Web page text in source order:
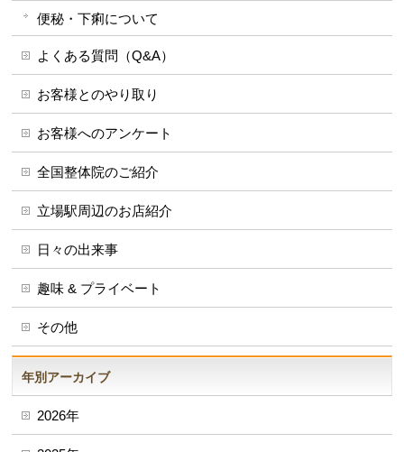
便秘・下痢について
よくある質問（Q&A）
お客様とのやり取り
お客様へのアンケート
全国整体院のご紹介
立場駅周辺のお店紹介
日々の出来事
趣味 & プライベート
その他
年別アーカイブ
2026年